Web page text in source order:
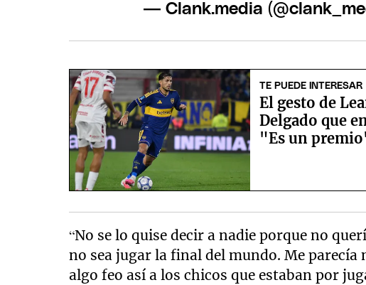
— Clank.media
TE PUEDE INTERESAR
El gesto de
Delgado que
"Es un
“No se lo quise decir a nadie porque no
no sea jugar la final del mundo. Me
algo feo así a los chicos que estaban por